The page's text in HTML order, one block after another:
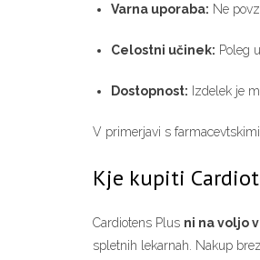
Varna uporaba: Ne
Celostni učinek: Poleg
Dostopnost: Izdelek je
V primerjavi s
Kje kupiti
Cardiotens Plus ni na voljo
spletnih lekarnah. Nakup